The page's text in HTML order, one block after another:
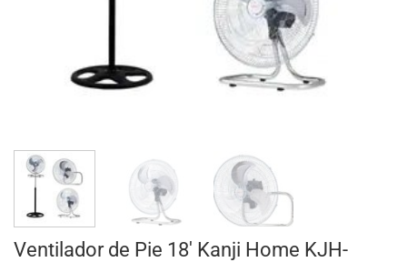
Ventilador de Pie 18′ Kanji Home KJH-